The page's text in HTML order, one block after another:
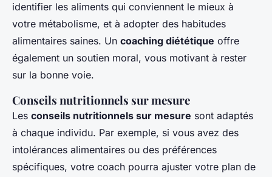
identifier les aliments qui conviennent le mieux à
votre métabolisme, et à adopter des habitudes
alimentaires saines. Un coaching diététique offre
également un soutien moral, vous motivant à rester
sur la bonne voie.
Conseils nutritionnels sur mesure
Les conseils nutritionnels sur mesure sont adaptés
à chaque individu. Par exemple, si vous avez des
intolérances alimentaires ou des préférences
spécifiques, votre coach pourra ajuster votre plan de